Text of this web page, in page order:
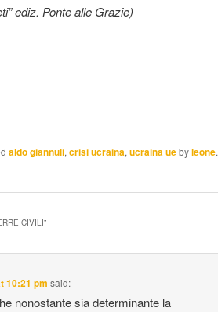
ediz. Ponte alle Grazie)
aldo giannuli, crisi ucraina, ucraina uebyleone.
CIVILI”
10:21 pm said:
nonostante sia determinante la